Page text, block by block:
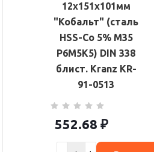
12х151х101мм
"Кобальт" (сталь
HSS-Co 5% M35
P6M5K5) DIN 338
блист. Kranz KR-
91-0513
552.68 ₽